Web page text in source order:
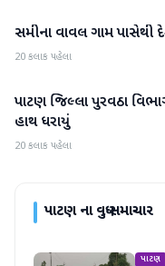
પાટણ
સમીના વાવલ ગામ
20 કલાક પહેલા
પાટણ
પાટણ જિલ્લા પુરવઠા
હાથ ધરાયું
20 કલાક પહેલા
પાટણના વધુ સમાચાર
પાટણ